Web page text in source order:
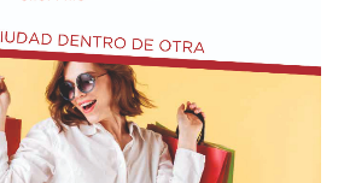
Clausura y luego afrontar los
Copa Sudamericana frente a
Fe de Colombia, una serie que
inmediato del entrenador.